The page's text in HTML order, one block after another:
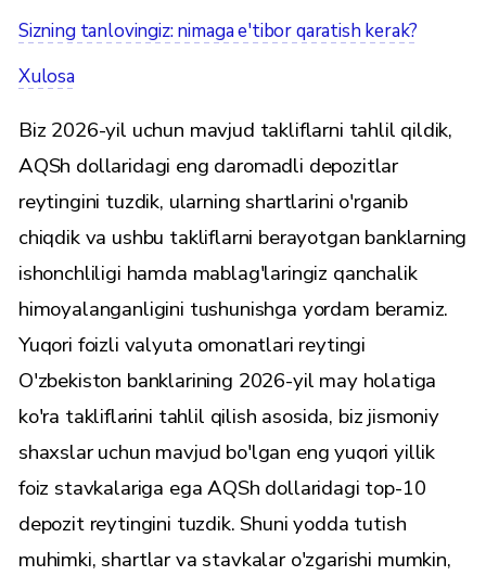
Sizning tanlovingiz: nimaga e'tibor qaratish kerak?
Xulosa
Biz 2026-yil uchun mavjud takliflarni tahlil qildik,
AQSh dollaridagi eng daromadli depozitlar
reytingini tuzdik, ularning shartlarini o'rganib
chiqdik va ushbu takliflarni berayotgan banklarning
ishonchliligi hamda mablag'laringiz qanchalik
himoyalanganligini tushunishga yordam beramiz.
Yuqori foizli valyuta omonatlari reytingi
O'zbekiston banklarining 2026-yil may holatiga
ko'ra takliflarini tahlil qilish asosida, biz jismoniy
shaxslar uchun mavjud bo'lgan eng yuqori yillik
foiz stavkalariga ega AQSh dollaridagi top-10
depozit reytingini tuzdik. Shuni yodda tutish
muhimki, shartlar va stavkalar o'zgarishi mumkin,